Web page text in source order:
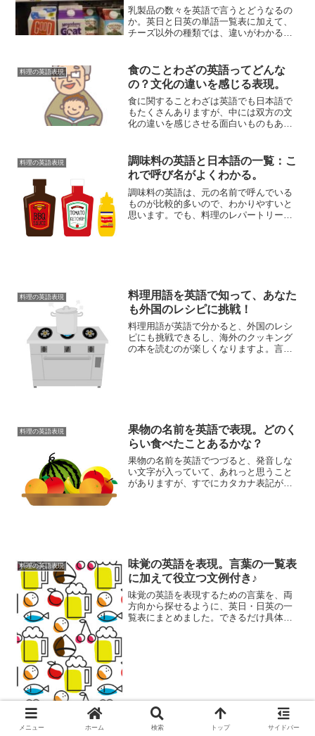
乳製品の数々を英語で言うとどうなるの
か。英日と日英の単語一覧表に加えて、
チーズ以外の種類では、違いがわかる解
て、実際に役に立ちそうな文例も挙げ
て、説明しています。
料理の英語表現
食のことわざの英語ってどんな
の？文化の違いを感じる表現。
食に関することわざは英語でも日本語で
もたくさんありますが、中には双方の文
化の違いを感じさせる面白いものもあり
か、テーマ別に分けて例文を挙げ、直訳
と解説を加えています。
料理の英語表現
調味料の英語と日本語の一覧：こ
れで呼び名がよくわかる。
調味料の英語は、元の名前で呼んでいる
ものが比較的多いので、わかりやすいと
思います。でも、料理のレパートリーが
料理の英語表現
料理用語を英語で知って、あなた
も外国のレシピに挑戦！
料理用語が英語で分かると、外国のレシ
ピにも挑戦できるし、海外のクッキング
の本を読むのが楽しくなりますよ。言葉
料理の英語表現
果物の名前を英語で表現。どのく
らい食べたことあるかな？
果物の名前を英語でつづると、発音しな
い文字が入っていて、あれっと思うこと
がありますが、すでにカタカナ表記が定
料理の英語表現
味覚の英語を表現。言葉の一覧表
に加えて役立つ文例付き♪
味覚の英語を表現するための言葉を、両
方向から探せるように、英日・日英の一
覧表にまとめました。できるだけ具体的
メニュー ホーム 検索 トップ サイドバー